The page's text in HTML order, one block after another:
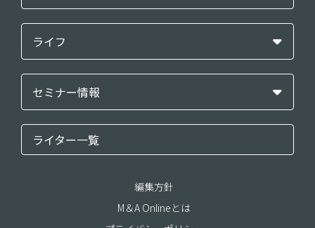
ライフ
セミナー情報
ライター一覧
編集方針
M＆A Onlineとは